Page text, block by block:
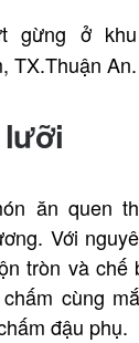
gừng ở
TX.Thuận An.
lưỡi
ăn quen
Với
tròn và chế
cùng
đậu phụ.